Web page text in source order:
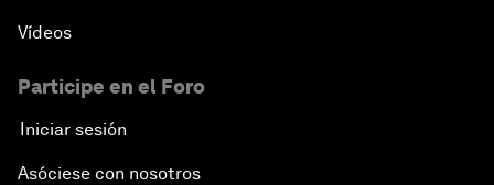
Vídeos
Participe en el Foro
Iniciar sesión
Asóciese con nosotros